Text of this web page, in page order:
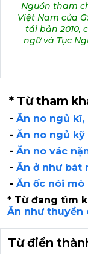
Nguồn tham
Việt Nam của
tái bản 2010,
ngữ và Tục
* Từ tham
- Ăn no ngủ
- Ăn no ngủ kỹ
- Ăn no vác
- Ăn ở như bát
- Ăn ốc nói mò
* Từ đang tìm
Ăn như thuyền
Từ điển